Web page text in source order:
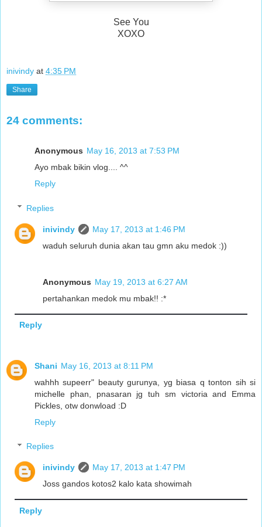
See You
XOXO
inivindy at 4:35 PM
Share
24 comments:
Anonymous May 16, 2013 at 7:53 PM
Ayo mbak bikin vlog.... ^^
Reply
Replies
inivindy
May 17, 2013 at 1:46 PM
waduh seluruh dunia akan tau gmn aku medok :))
Anonymous May 19, 2013 at 6:27 AM
pertahankan medok mu mbak!! :*
Reply
Shani May 16, 2013 at 8:11 PM
wahhh supeerr" beauty gurunya, yg biasa q tonton sih si
michelle phan, pnasaran jg tuh sm victoria and Emma
Pickles, otw donwload :D
Reply
Replies
inivindy
May 17, 2013 at 1:47 PM
Joss gandos kotos2 kalo kata showimah
Reply